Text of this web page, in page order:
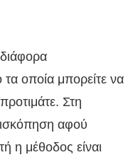
τα οποία μπορείτε να
Στη
αφού
η μέθοδος είναι